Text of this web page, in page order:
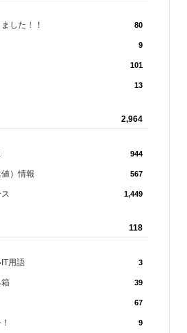
した！！ 80
9
101
13
2,964
944
）情報 567
1,449
118
用語 3
39
67
9